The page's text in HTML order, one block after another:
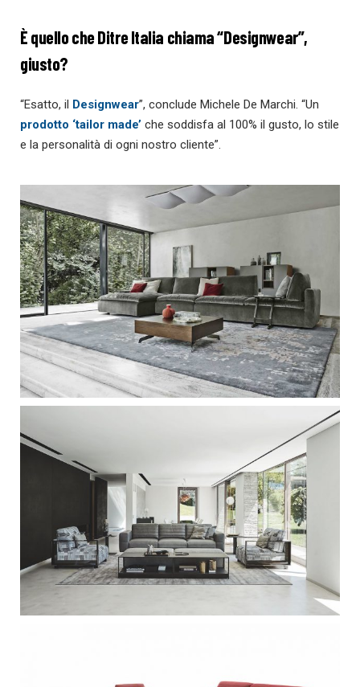
È quello che Ditre Italia chiama “Designwear”,
giusto?
“Esatto, il Designwear”, conclude Michele De Marchi. “Un
prodotto ‘tailor made’ che soddisfa al 100% il gusto, lo stile
e la personalità di ogni nostro cliente”.